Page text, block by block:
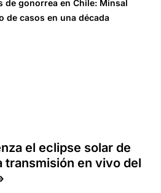
de gonorrea en Chile: Minsal
de casos en una década
el eclipse solar de
transmisión en vivo del